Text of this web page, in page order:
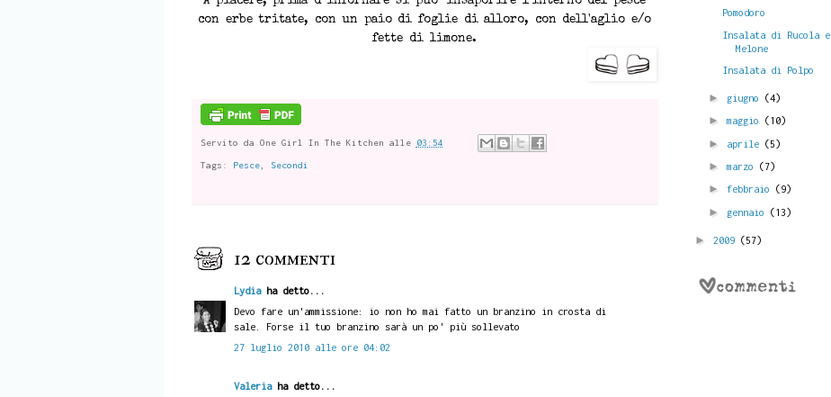
con erbe tritate, con un paio di foglie di alloro, con dell'aglio e/o
fette di limone.
Servito da One Girl In The Kitchen alle 03:54
Tags: Pesce, Secondi
12 commenti
Lydiaha detto...
Devo fare un'ammissione: io non ho mai fatto un branzino in crosta di
sale. Forse il tuo branzino sarà un po' più sollevato
27 luglio 2010 alle ore 04:02
Valeriaha detto...
Pomodoro
Insalata di Rucola e
Melone
Insalata di Polpo
► giugno (4)
► maggio (10)
► aprile (5)
► marzo (7)
► febbraio (9)
► gennaio (13)
► 2009 (57)